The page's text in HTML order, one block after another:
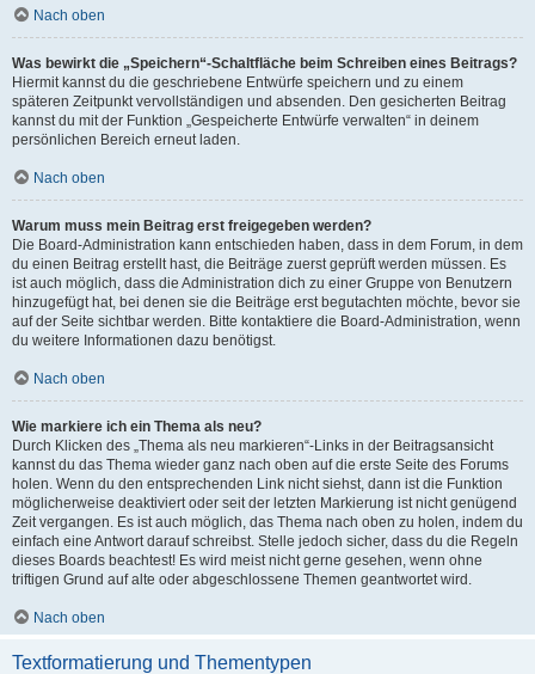
Nach oben
Was bewirkt die „Speichern“-Schaltfläche beim Schreiben eines Beitrags?
Hiermit kannst du die geschriebene Entwürfe speichern und zu einem
späteren Zeitpunkt vervollständigen und absenden. Den gesicherten Beitrag
kannst du mit der Funktion „Gespeicherte Entwürfe verwalten“ in deinem
persönlichen Bereich erneut laden.
Nach oben
Warum muss mein Beitrag erst freigegeben werden?
Die Board-Administration kann entschieden haben, dass in dem Forum, in dem
du einen Beitrag erstellt hast, die Beiträge zuerst geprüft werden müssen. Es
ist auch möglich, dass die Administration dich zu einer Gruppe von Benutzern
hinzugefügt hat, bei denen sie die Beiträge erst begutachten möchte, bevor sie
auf der Seite sichtbar werden. Bitte kontaktiere die Board-Administration, wenn
du weitere Informationen dazu benötigst.
Nach oben
Wie markiere ich ein Thema als neu?
Durch Klicken des „Thema als neu markieren“-Links in der Beitragsansicht
kannst du das Thema wieder ganz nach oben auf die erste Seite des Forums
holen. Wenn du den entsprechenden Link nicht siehst, dann ist die Funktion
möglicherweise deaktiviert oder seit der letzten Markierung ist nicht genügend
Zeit vergangen. Es ist auch möglich, das Thema nach oben zu holen, indem du
einfach eine Antwort darauf schreibst. Stelle jedoch sicher, dass du die Regeln
dieses Boards beachtest! Es wird meist nicht gerne gesehen, wenn ohne
triftigen Grund auf alte oder abgeschlossene Themen geantwortet wird.
Nach oben
Textformatierung und Thementypen